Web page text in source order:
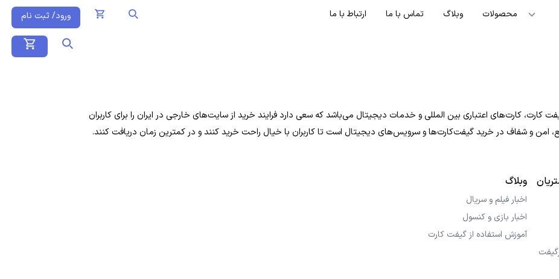
محصولات وبلاگ تماس با ما ارتباط با ما ورود/ ثبت نام
کارت، کارت‌های اعتباری بین المللی و خدمات دیجیتال می‌باشد که سعی دارد فرایند خرید از سایت‌های خارجی در ایران را برای کاربران
امن و شفاف در خرید گیفت‌کارت‌ها و سرویس‌های دیجیتال است تا کاربران با خیال راحت خرید کنند و در کمترین زمان دریافت کنند.
وبلاگ
اخبار فیلم و سریال
اخبار بازی و کنسول
آموزش استفاده از گیفت کارت